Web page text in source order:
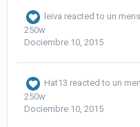
leiva reacted to un
250w
Dociembre 10, 2015
Hat13 reacted to un
250w
Dociembre 10, 2015